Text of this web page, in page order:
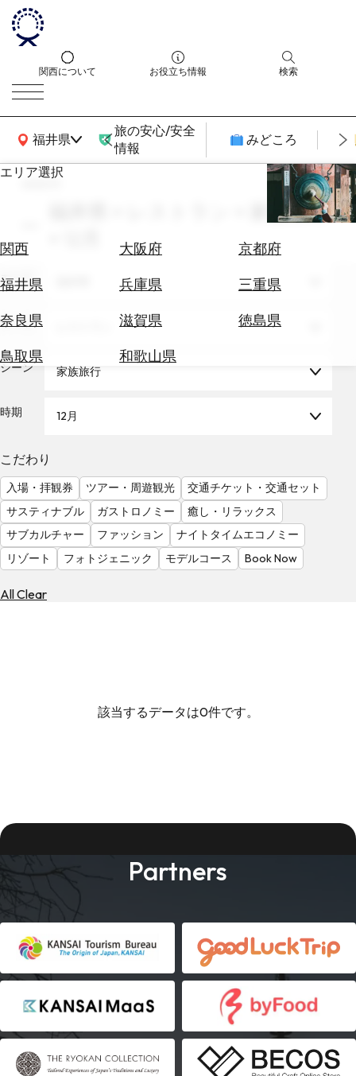
関西について お役立ち情報 検索
福井県
関西広域MAP
旅の安心/安全
情報
みどころ
エリア選択
関西 大阪府
京都府
福井県
兵庫県
三重県
奈良県
滋賀県
徳島県
鳥取県
和歌山県
エ
券
テ
を
る
気
を
見
る
search
福井県 × レストラン × 家族旅行
エリア
テーマ
シーン 家族旅行
時期 12月
こだわり
入場・拝観券 ツアー・周遊観光
交通チケット・交通セット
サスティナブル
ガストロノミー
癒し・リラックス
サブカルチャー
ファッション
ナイトタイムエコノミー
リゾート
フォトジェニック モデルコース Book Now
All Clear
該当するデータは0件です。
Partners